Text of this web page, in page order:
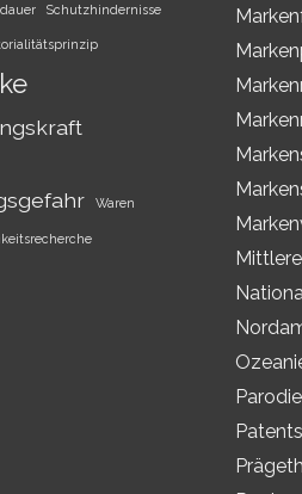
Schutzhindernisse
Waren